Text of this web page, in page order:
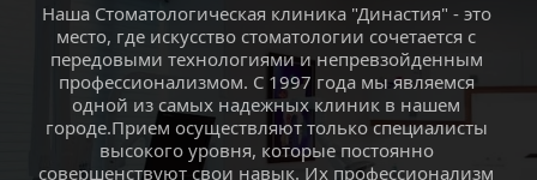
Наша Стоматологическая клиника "Династия" - это
место, где искусство стоматологии сочетается с
передовыми технологиями и непревзойденным
профессионализмом. C 1997 года мы являемся
одной из самых надежных клиник в нашем
городе.Прием осуществляют только специалисты
высокого уровня, которые постоянно
совершенствуют свои навык. Их профессионализм